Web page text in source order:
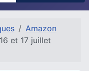
Amazon
et 17 juillet